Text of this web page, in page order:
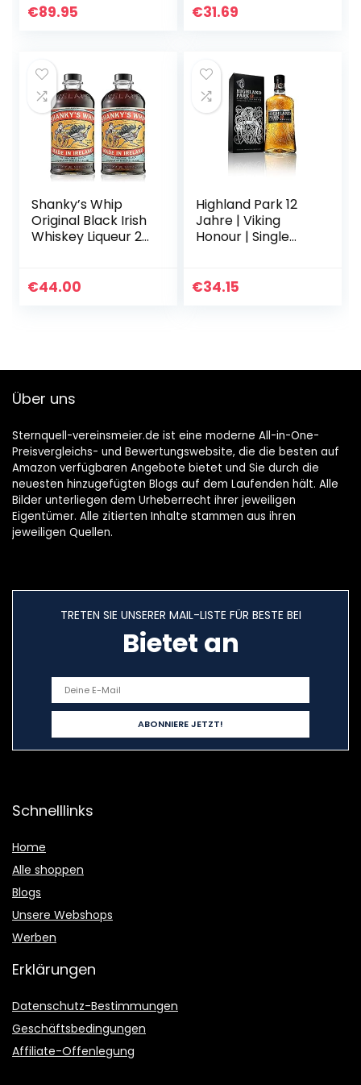
0,70l in Präsentbox
€89.95
Single Malt |
€31.69
Shanky’s Whip
Original Black Irish
Whiskey Liqueur 2x
einer ordentlichen
€44.00
Highland Park 12
Jahre | Viking
Honour | Single
vollmundiger,
€34.15
Über uns
Sternquell-vereinsmeier.de ist eine moderne All-in-One-
Preisvergleichs- und Bewertungswebsite, die die besten auf
Amazon verfügbaren Angebote bietet und Sie durch die
neuesten hinzugefügten Blogs auf dem Laufenden hält. Alle
Bilder unterliegen dem Urheberrecht ihrer jeweiligen
Eigentümer. Alle zitierten Inhalte stammen aus ihren
jeweiligen Quellen.
TRETEN SIE UNSERER MAIL-LISTE FÜR BESTE BEI
Bietet an
Schnelllinks
Home
Alle shoppen
Blogs
Unsere Webshops
Werben
Erklärungen
Datenschutz-Bestimmungen
Geschäftsbedingungen
Affiliate-Offenlegung